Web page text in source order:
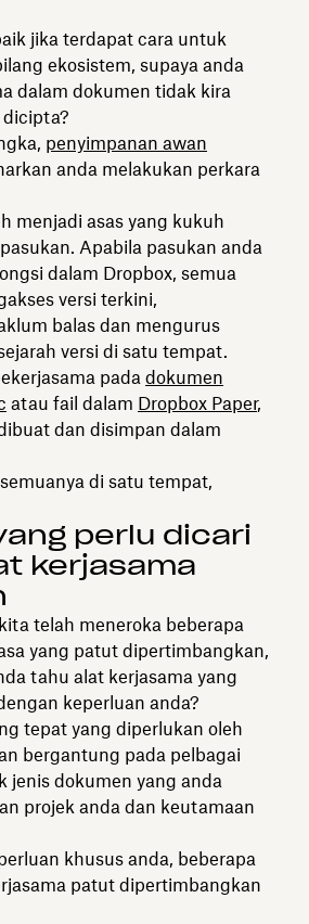
jika terdapat cara untuk
ekosistem, supaya anda
dalam dokumen tidak kira
penyimpanan awan
anda melakukan perkara
menjadi asas yang kukuh
Apabila pasukan anda
dalam Dropbox, semua
versi terkini,
balas dan mengurus
versi di satu tempat.
pada dokumen
atau fail dalam Dropbox Paper,
dan disimpan dalam
di satu tempat,
perlu dicari
kerjasama
telah meneroka beberapa
yang patut dipertimbangkan,
tahu alat kerjasama yang
keperluan anda?
tepat yang diperlukan oleh
bergantung pada pelbagai
jenis dokumen yang anda
projek anda dan keutamaan
khusus anda, beberapa
patut dipertimbangkan